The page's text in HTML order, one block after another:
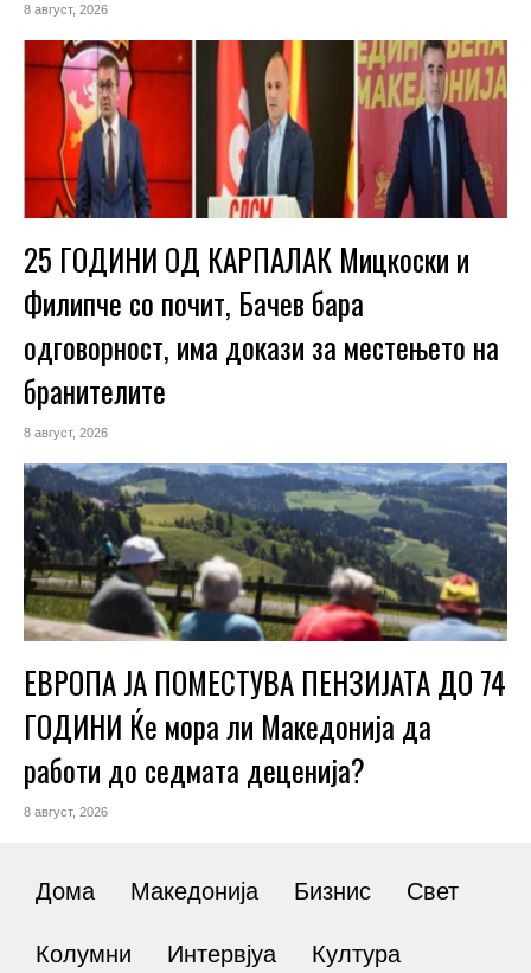
8 август, 2026
25 ГОДИНИ ОД КАРПАЛАК Мицкоски и
Филипче со почит, Бачев бара
одговорност, има докази за местењето на
бранителите
8 август, 2026
ЕВРОПА ЈА ПОМЕСТУВА ПЕНЗИЈАТА ДО 74
ГОДИНИ Ќе мора ли Македонија да
работи до седмата деценија?
8 август, 2026
Дома Македонија Бизнис Свет
Колумни Интервјуа Култура